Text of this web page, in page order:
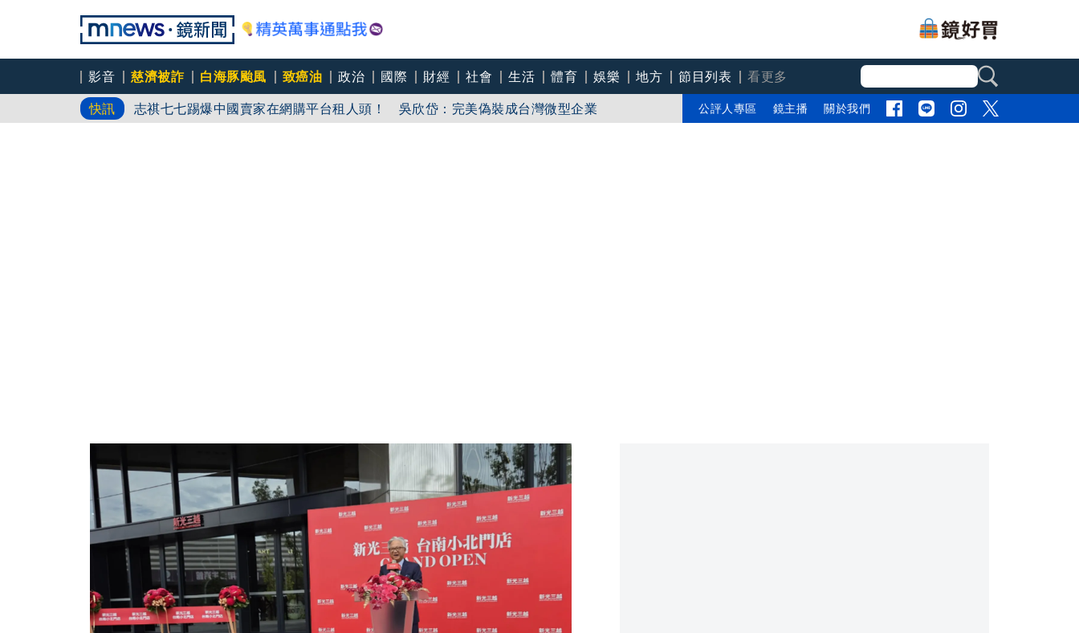
影音 慈濟被詐 白海豚颱風 致癌油 政治 國際 財經 社會 生活 體育 娛樂 地方 節目列表
看更多
快訊
志祺七七踢爆中國賣家在網購平台租人頭！ 吳欣岱：完美偽裝成台灣微型企業
對台軍售惹怒北京 美鷹派國防部次長訪中碰壁
公評人專區 鏡主播 關於我們